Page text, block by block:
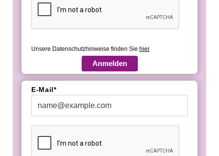
Unsere Datenschutzhinweise finden Sie hier
Anmelden
E-Mail*